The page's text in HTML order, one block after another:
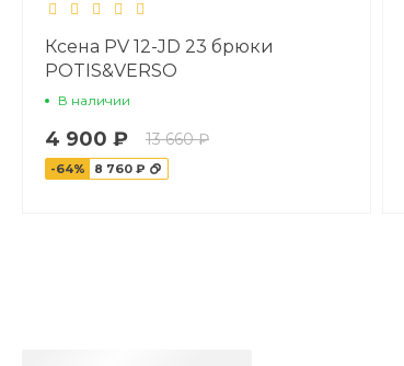
Ксена PV 12-JD 23 брюки
POTIS&VERSO
В наличии
4 900 ₽ 13 660 ₽
-64% 8 760 ₽